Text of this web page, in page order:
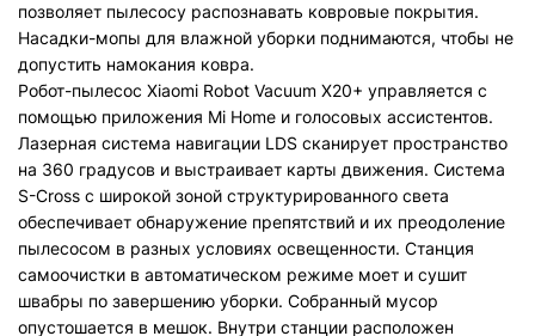
позволяет пылесосу распознавать ковровые покрытия.
Насадки-мопы для влажной уборки поднимаются, чтобы не
допустить намокания ковра.
Робот-пылесос Xiaomi Robot Vacuum X20+ управляется с
помощью приложения Mi Home и голосовых ассистентов.
Лазерная система навигации LDS сканирует пространство
на 360 градусов и выстраивает карты движения. Система
S-Cross с широкой зоной структурированного света
обеспечивает обнаружение препятствий и их преодоление
пылесосом в разных условиях освещенности. Станция
самоочистки в автоматическом режиме моет и сушит
швабры по завершению уборки. Собранный мусор
опустошается в мешок. Внутри станции расположен